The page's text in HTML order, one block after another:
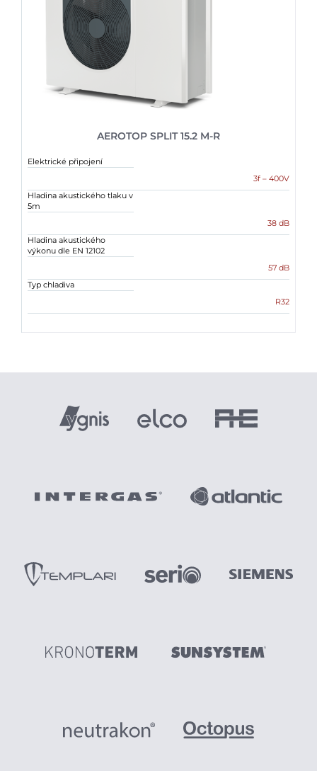
AEROTOP SPLIT 15.2 M-R
Elektrické připojení
3f – 400V
Hladina akustického tlaku v
5m
38 dB
Hladina akustického
výkonu dle EN 12102
57 dB
Typ chladiva
R32